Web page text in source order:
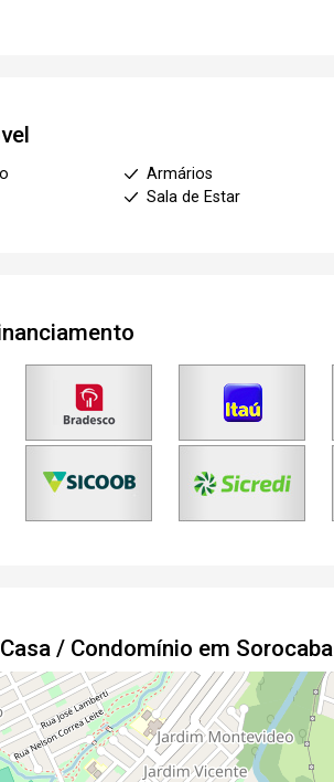
Armários
Sala de Estar
/ Condomínio em Sorocaba